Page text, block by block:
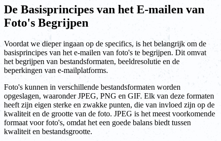
De Basisprincipes van het E-mailen van
Foto's Begrijpen
Voordat we dieper ingaan op de specifics, is het belangrijk om de
basisprincipes van het e-mailen van foto's te begrijpen. Dit omvat
het begrijpen van bestandsformaten, beeldresolutie en de
beperkingen van e-mailplatforms.
Foto's kunnen in verschillende bestandsformaten worden
opgeslagen, waaronder JPEG, PNG en GIF. Elk van deze formaten
heeft zijn eigen sterke en zwakke punten, die van invloed zijn op de
kwaliteit en de grootte van de foto. JPEG is het meest voorkomende
formaat voor foto's, omdat het een goede balans biedt tussen
kwaliteit en bestandsgrootte.